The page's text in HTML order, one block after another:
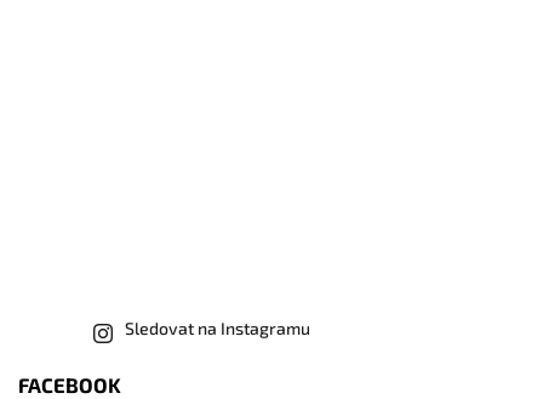
Sledovat na Instagramu
FACEBOOK